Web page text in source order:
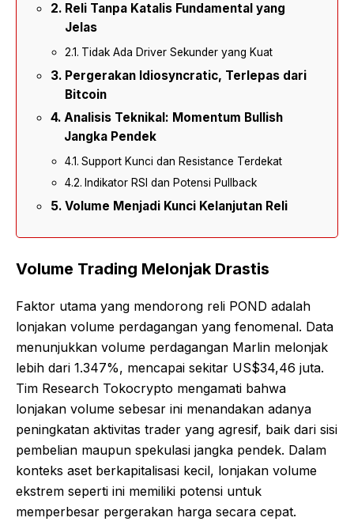
Reli Tanpa Katalis Fundamental yang
Jelas
Tidak Ada Driver Sekunder yang Kuat
Pergerakan Idiosyncratic, Terlepas dari
Bitcoin
Analisis Teknikal: Momentum Bullish
Jangka Pendek
Support Kunci dan Resistance Terdekat
Indikator RSI dan Potensi Pullback
Volume Menjadi Kunci Kelanjutan Reli
Volume Trading Melonjak Drastis
Faktor utama yang mendorong reli POND adalah
lonjakan volume perdagangan yang fenomenal. Data
menunjukkan volume perdagangan Marlin melonjak
lebih dari 1.347%, mencapai sekitar US$34,46 juta.
Tim Research Tokocrypto mengamati bahwa
lonjakan volume sebesar ini menandakan adanya
peningkatan aktivitas trader yang agresif, baik dari sisi
pembelian maupun spekulasi jangka pendek. Dalam
konteks aset berkapitalisasi kecil, lonjakan volume
ekstrem seperti ini memiliki potensi untuk
memperbesar pergerakan harga secara cepat.